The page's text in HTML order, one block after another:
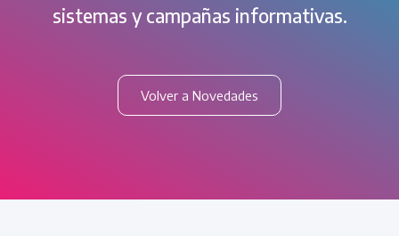
sistemas y campañas informativas.
Volver a Novedades